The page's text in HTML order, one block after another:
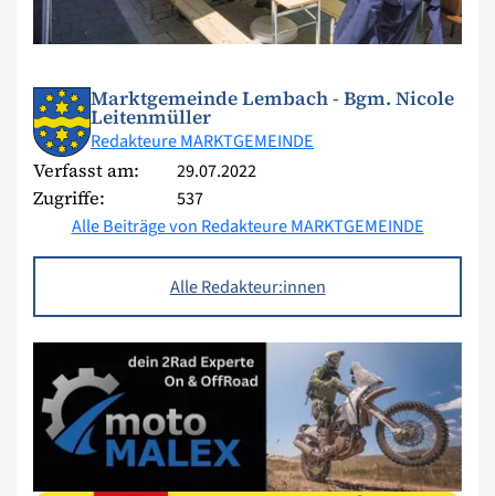
Marktgemeinde Lembach - Bgm. Nicole
Leitenmüller
Redakteure MARKTGEMEINDE
Verfasst am: 29.07.2022
Zugriffe:
537
Alle Beiträge von Redakteure MARKTGEMEINDE
Alle Redakteur:innen